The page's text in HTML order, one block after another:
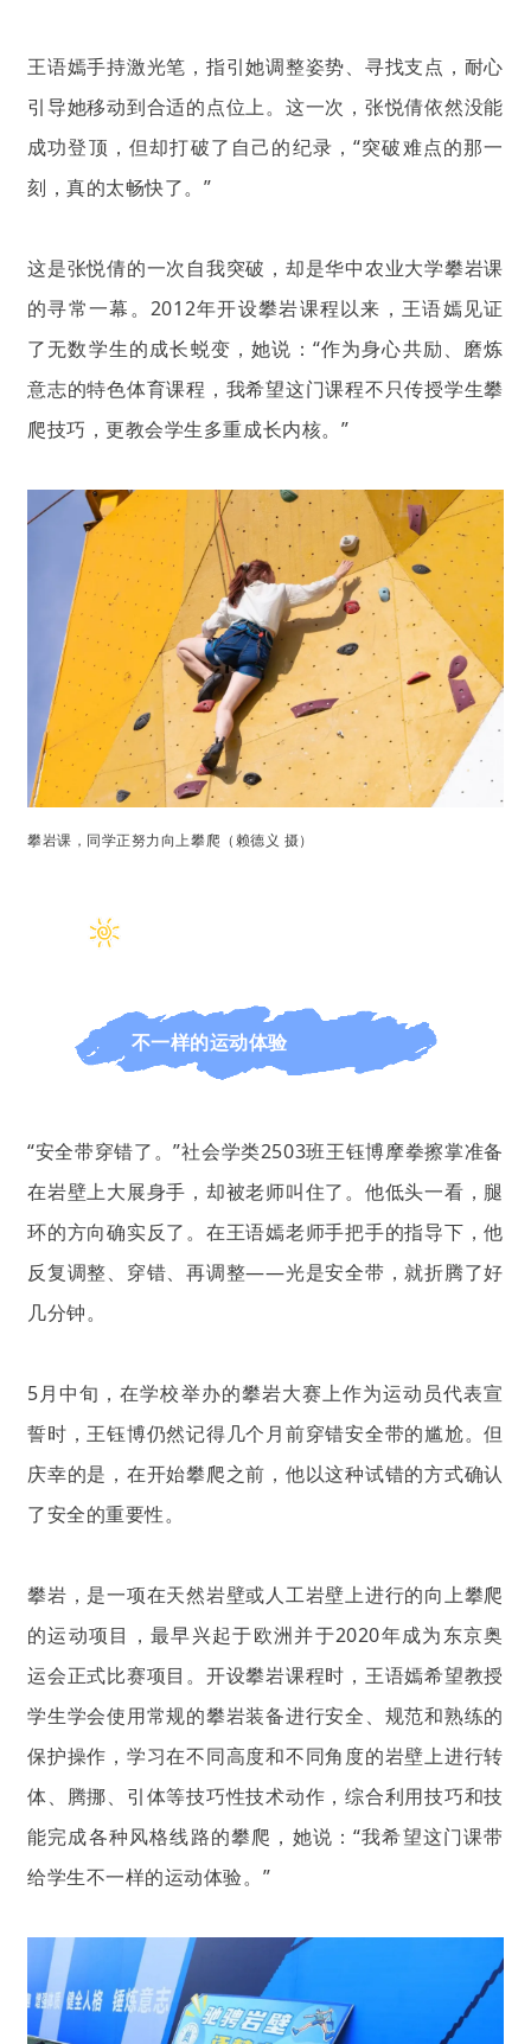
王语嫣手持激光笔，指引她调整姿势、寻找支点，耐心
引导她移动到合适的点位上。这一次，张悦倩依然没能
成功登顶，但却打破了自己的纪录，“突破难点的那一
刻，真的太畅快了。”
这是张悦倩的一次自我突破，却是华中农业大学攀岩课
的寻常一幕。2012年开设攀岩课程以来，王语嫣见证
了无数学生的成长蜕变，她说：“作为身心共励、磨炼
意志的特色体育课程，我希望这门课程不只传授学生攀
爬技巧，更教会学生多重成长内核。”
攀岩课，同学正努力向上攀爬（赖德义 摄）
不一样的运动体验
“安全带穿错了。”社会学类2503班王钰博摩拳擦掌准备
在岩壁上大展身手，却被老师叫住了。他低头一看，腿
环的方向确实反了。在王语嫣老师手把手的指导下，他
反复调整、穿错、再调整——光是安全带，就折腾了好
几分钟。
5月中旬，在学校举办的攀岩大赛上作为运动员代表宣
誓时，王钰博仍然记得几个月前穿错安全带的尴尬。但
庆幸的是，在开始攀爬之前，他以这种试错的方式确认
了安全的重要性。
攀岩，是一项在天然岩壁或人工岩壁上进行的向上攀爬
的运动项目，最早兴起于欧洲并于2020年成为东京奥
运会正式比赛项目。开设攀岩课程时，王语嫣希望教授
学生学会使用常规的攀岩装备进行安全、规范和熟练的
保护操作，学习在不同高度和不同角度的岩壁上进行转
体、腾挪、引体等技巧性技术动作，综合利用技巧和技
能完成各种风格线路的攀爬，她说：“我希望这门课带
给学生不一样的运动体验。”